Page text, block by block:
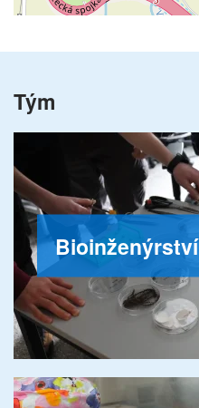
Tým
Bioinženýrství